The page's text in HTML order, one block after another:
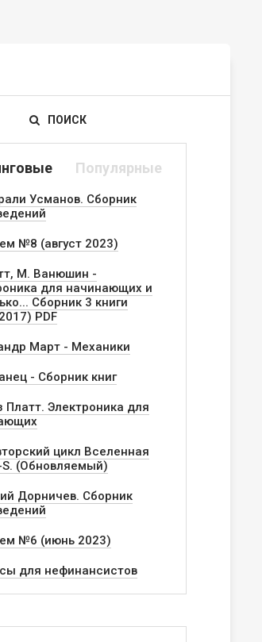
ПОИСК
Популярные
Усманов. Сборник
№8 (август 2023)
М. Ванюшин -
для начинающих и
Сборник 3 книги
PDF
Март - Механики
- Сборник книг
Платт. Электроника для
цикл Вселенная
S. (Обновляемый)
Дорничев. Сборник
№6 (июнь 2023)
для нефинансистов